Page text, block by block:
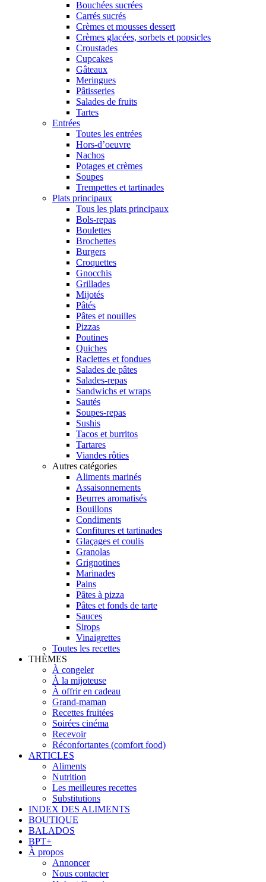
Bouchées sucrées
Carrés sucrés
Crèmes et mousses dessert
Crèmes glacées, sorbets et popsicles
Croustades
Cupcakes
Gâteaux
Meringues
Pâtisseries
Salades de fruits
Tartes
Entrées
Toutes les entrées
Hors-d’oeuvre
Nachos
Potages et crèmes
Soupes
Trempettes et tartinades
Plats principaux
Tous les plats principaux
Bols-repas
Boulettes
Brochettes
Burgers
Croquettes
Gnocchis
Grillades
Mijotés
Pâtés
Pâtes et nouilles
Pizzas
Poutines
Quiches
Raclettes et fondues
Salades de pâtes
Salades-repas
Sandwichs et wraps
Sautés
Soupes-repas
Sushis
Tacos et burritos
Tartares
Viandes rôties
Autres catégories
Aliments marinés
Assaisonnements
Beurres aromatisés
Bouillons
Condiments
Confitures et tartinades
Glaçages et coulis
Granolas
Grignotines
Marinades
Pains
Pâtes à pizza
Pâtes et fonds de tarte
Sauces
Sirops
Vinaigrettes
Toutes les recettes
THÈMES
À congeler
À la mijoteuse
À offrir en cadeau
Grand-maman
Recettes fruitées
Soirées cinéma
Recevoir
Réconfortantes (comfort food)
ARTICLES
Aliments
Nutrition
Les meilleures recettes
Substitutions
INDEX DES ALIMENTS
BOUTIQUE
BALADOS
BPT+
À propos
Annoncer
Nous contacter